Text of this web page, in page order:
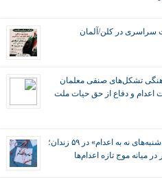
سراسری در کلن/آلمان
تشکل‌های صنفی معلمان
اعدام و دفاع از حق حیات ملت
تداوم کارزار «سه‌شنبه‌های نه به اعدام» در ۵۹ زندان؛
میانه موج تازه اعدام‌ها